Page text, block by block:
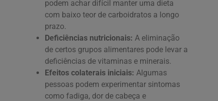
podem achar difícil manter uma dieta
com baixo teor de carboidratos a longo
prazo.
Deficiências nutricionais: A eliminação
de certos grupos alimentares pode levar a
deficiências de vitaminas e minerais.
Efeitos colaterais iniciais: Algumas
pessoas podem experimentar sintomas
como fadiga, dor de cabeça e